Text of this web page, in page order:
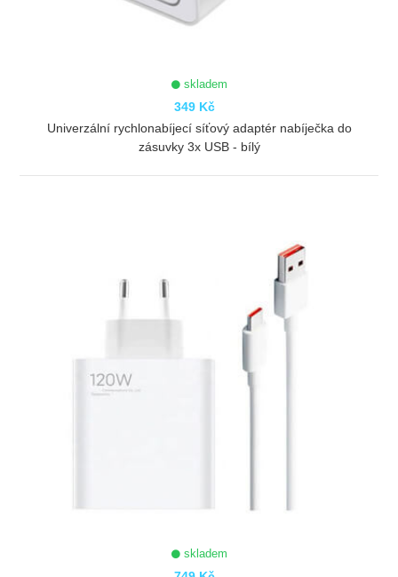
skladem
349 Kč
Univerzální rychlonabíjecí síťový adaptér nabíječka do
zásuvky 3x USB - bílý
skladem